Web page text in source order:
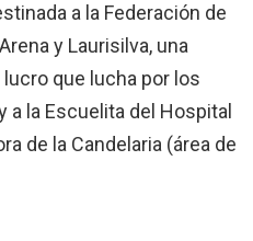
a la Federación de
y Laurisilva, una
que lucha por los
la Escuelita del Hospital
de la Candelaria (área de